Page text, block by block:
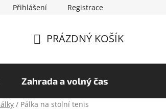
Hodnocení obchodu
Přihlášení Registrace
KOŠÍK
PRÁZDNÝ KOŠÍK
Zahrada a volný čas
/ Pálka na stolní tenis